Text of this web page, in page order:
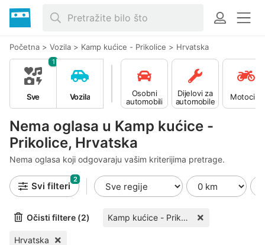
Početna > Vozila > Kamp kućice - Prikolice > Hrvatska
Nema oglasa u Kamp kućice -
Prikolice, Hrvatska
Nema oglasa koji odgovaraju vašim kriterijima pretrage.
Sve
1
Vozila
Osobni
automobili
Dijelovi za
automobile
Motocikli
Svi filteri
2
Očisti filtere (2) Kamp kućice - Prikolice
Hrvatska